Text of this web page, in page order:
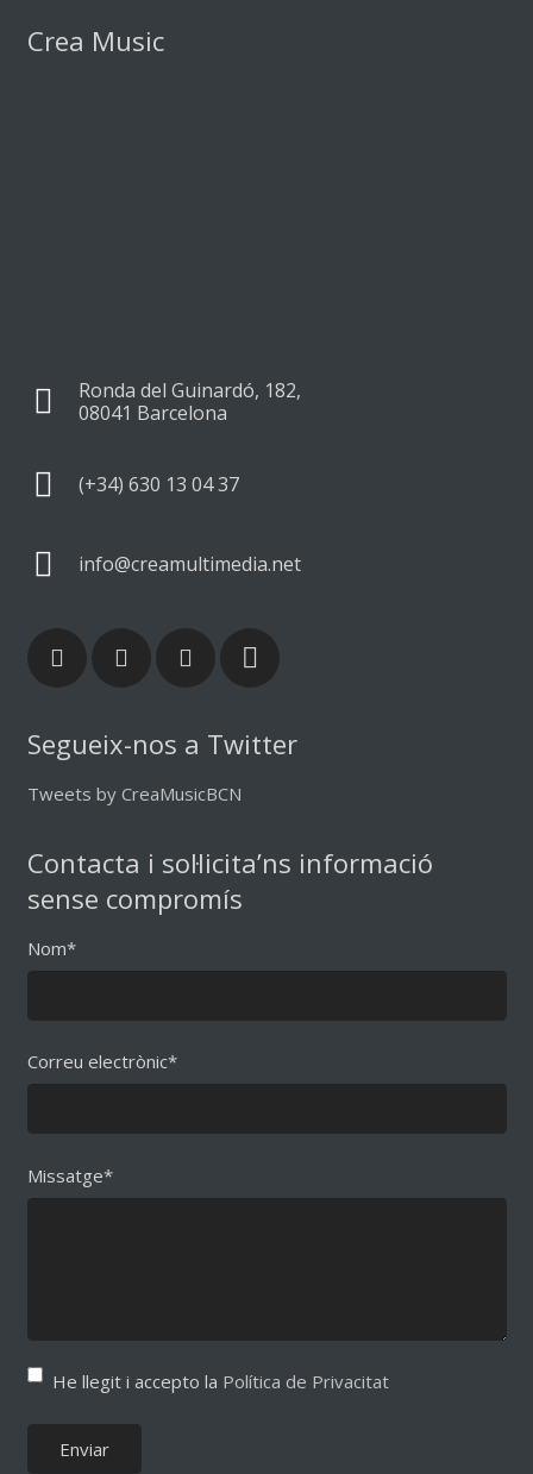
Crea Music
Ronda del Guinardó, 182,
08041 Barcelona
(+34) 630 13 04 37
info@creamultimedia.net
Segueix-nos a Twitter
Tweets by CreaMusicBCN
Contacta i sol·licita’ns informació
sense compromís
Nom*
Correu electrònic*
Missatge*
He llegit i accepto la Política de Privacitat